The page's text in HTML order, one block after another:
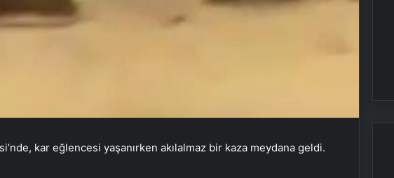
kar eğlencesi yaşanırken akılalmaz bir kaza meydana geldi.
Nasılnedir.com